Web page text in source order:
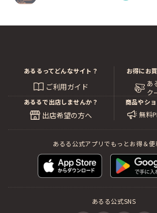
あるるってどんなサイト？
ご利用ガイド
お得にお
あ
ク
あるるで出店しませんか？
出店希望の方へ
商品やシ
無料
あるる公式アプリでもっとお得＆便
あるる公式SNS